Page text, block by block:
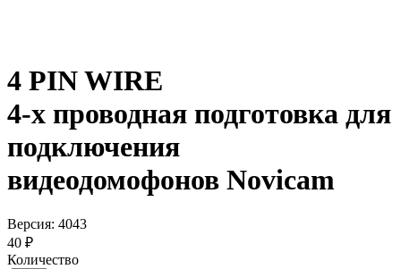
4 PIN WIRE
4-х проводная подготовка для
подключения
видеодомофонов Novicam
Версия: 4043
40 ₽
Количество